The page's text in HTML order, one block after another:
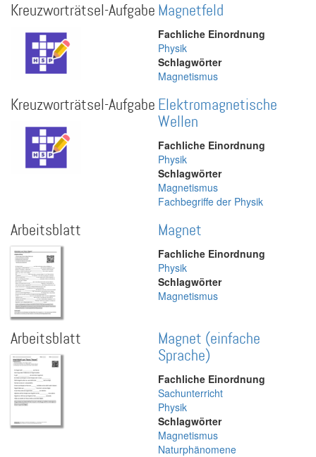
Kreuzworträtsel-Aufgabe Magnetfeld
Fachliche Einordnung
Physik
Schlagwörter
Magnetismus
Kreuzworträtsel-Aufgabe Elektromagnetische
Wellen
Fachliche Einordnung
Physik
Schlagwörter
Magnetismus
Fachbegriffe der Physik
Arbeitsblatt Magnet
Fachliche Einordnung
Physik
Schlagwörter
Magnetismus
Arbeitsblatt
Magnet (einfache
Sprache)
Fachliche Einordnung
Sachunterricht
Physik
Schlagwörter
Magnetismus
Naturphänomene